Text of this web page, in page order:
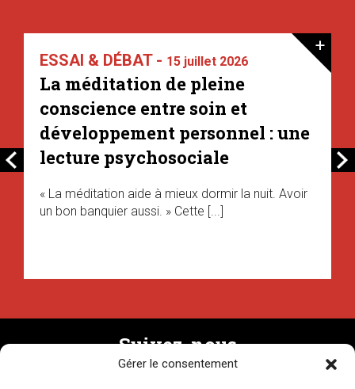
Gérer le consentement
ESSAI & DÉBAT - 15 juillet 2026
La méditation de pleine
conscience entre soin et
développement personnel : une
lecture psychosociale
« La méditation aide à mieux dormir la nuit. Avoir
un bon banquier aussi. » Cette [...]
+
Suivez-nous